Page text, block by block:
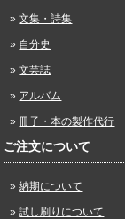
文集・詩集
自分史
文芸誌
アルバム
冊子・本の製作代行
ご注文について
納期について
試し刷りについて